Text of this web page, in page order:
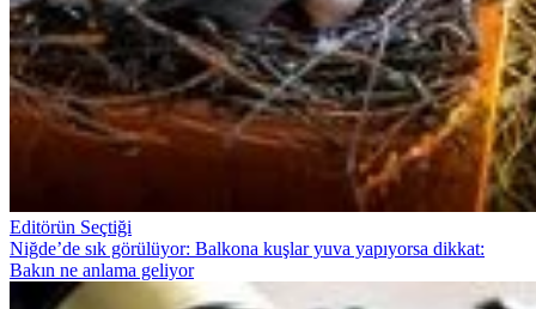
Editörün Seçtiği
Niğde’de sık görülüyor: Balkona kuşlar yuva yapıyorsa dikkat:
Bakın ne anlama geliyor